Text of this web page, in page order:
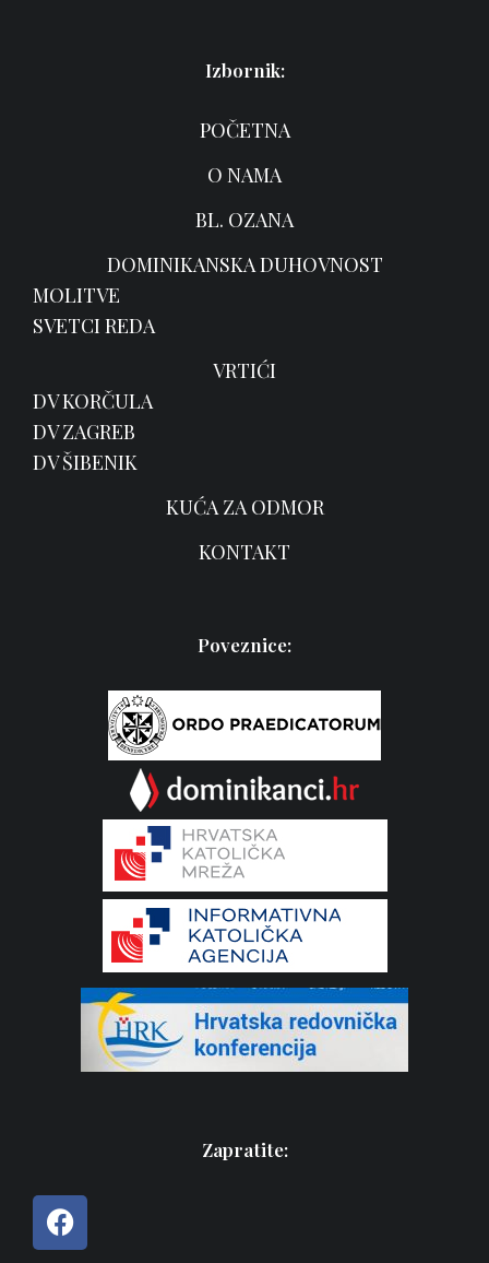
Izbornik:
POČETNA
O NAMA
BL. OZANA
DOMINIKANSKA DUHOVNOST
MOLITVE
SVETCI REDA
VRTIĆI
DV KORČULA
DV ZAGREB
DV ŠIBENIK
KUĆA ZA ODMOR
KONTAKT
Poveznice:
Zapratite: